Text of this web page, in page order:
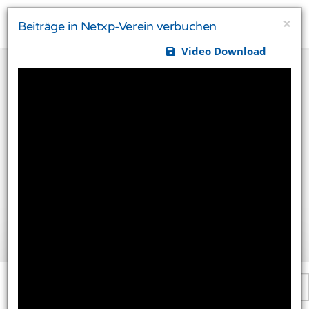
×
Beiträge in Netxp-Verein verbuchen
Video Download